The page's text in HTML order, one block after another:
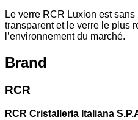
Le verre RCR Luxion est
transparent et le verre le plus
l’environnement du marché.
Brand
RCR
RCR Cristalleria Italiana